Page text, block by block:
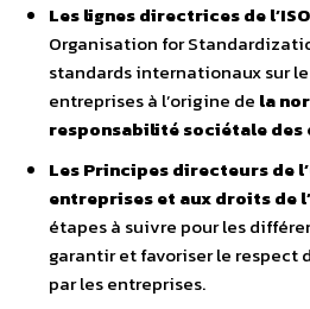
Les lignes directrices de l’ISO
Organisation for
standards internationaux sur
entreprises à l’origine de la
responsabilité sociétale des
Les Principes directeurs de
entreprises et aux droits de
étapes à suivre pour les
garantir et favoriser le respect
par les entreprises.